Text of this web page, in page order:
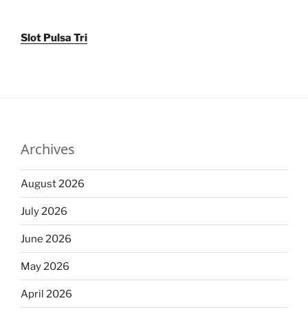
Slot Pulsa Tri
Archives
August 2026
July 2026
June 2026
May 2026
April 2026